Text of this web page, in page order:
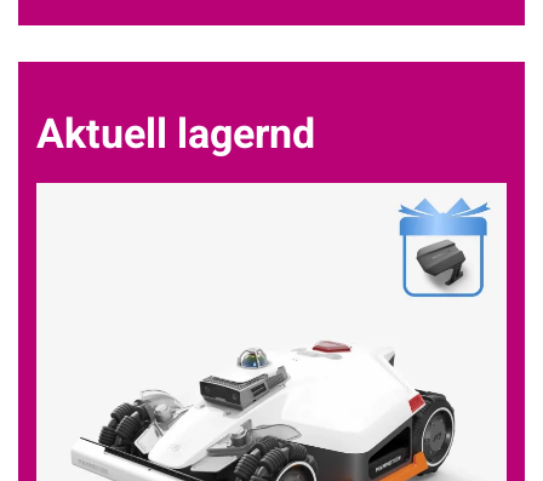
Aktuell lagernd